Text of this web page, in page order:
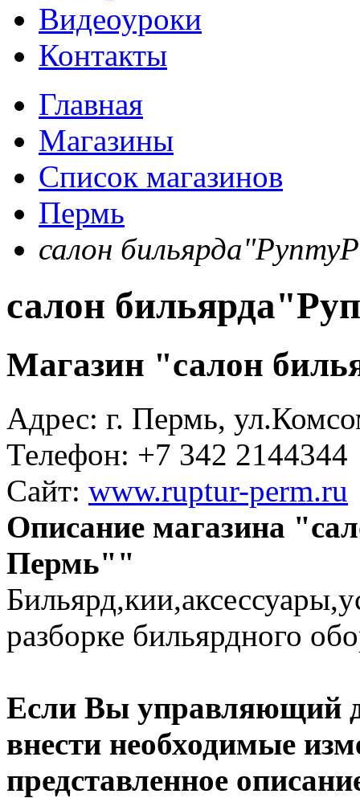
Видеоуроки
Контакты
Главная
Магазины
Список магазинов
Пермь
салон
салон
Магазин "салон
Адрес: г. Пермь,
Телефон: +7 342 2144344
Сайт: www.ruptur-perm.ru
Описание магазина
Пермь""
разборке бильярдного
Если Вы управляющий
внести необходимые
представленное